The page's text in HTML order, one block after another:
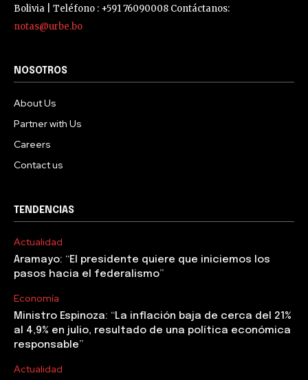
Bolivia | Teléfono : +591 76090008 Contáctanos:
notas@urbe.bo
NOSOTROS
About Us
Partner with Us
Careers
Contact us
TENDENCIAS
Actualidad
Aramayo: “El presidente quiere que iniciemos los
pasos hacia el federalismo”
Economía
Ministro Espinoza: “La inflación baja de cerca del 21%
al 4,9% en julio, resultado de una política económica
responsable”
Actualidad